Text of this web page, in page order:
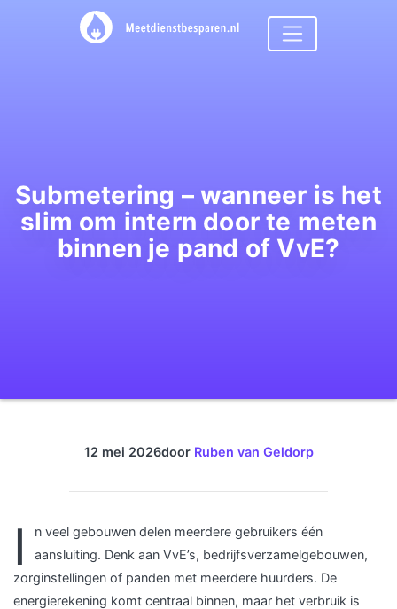
Submetering – wanneer is het
slim om intern door te meten
binnen je pand of VvE?
12 mei 2026door Ruben van Geldorp
I
n veel gebouwen delen meerdere gebruikers één
aansluiting. Denk aan VvE’s, bedrijfsverzamelgebouwen,
zorginstellingen of panden met meerdere huurders. De
energierekening komt centraal binnen, maar het verbruik is